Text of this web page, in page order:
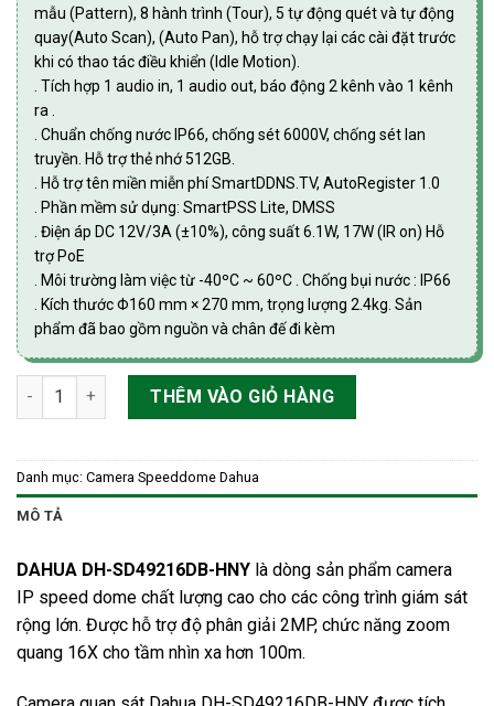
mẫu (Pattern), 8 hành trình (Tour), 5 tự động quét và tự động
quay(Auto Scan), (Auto Pan), hỗ trợ chạy lại các cài đặt trước
khi có thao tác điều khiển (Idle Motion).
. Tích hợp 1 audio in, 1 audio out, báo động 2 kênh vào 1 kênh
ra .
. Chuẩn chống nước IP66, chống sét 6000V, chống sét lan
truyền. Hỗ trợ thẻ nhớ 512GB.
. Hỗ trợ tên miền miễn phí SmartDDNS.TV, AutoRegister 1.0
. Phần mềm sử dụng: SmartPSS Lite, DMSS
. Điện áp DC 12V/3A (±10%), công suất 6.1W, 17W (IR on) Hỗ
trợ PoE
. Môi trường làm việc từ -40ºC ~ 60ºC . Chống bụi nước : IP66
. Kích thước Φ160 mm × 270 mm, trọng lượng 2.4kg. Sản
phẩm đã bao gồm nguồn và chân đế đi kèm
Camera PTZ 2.0MP ngoài trời quay quét 360 Dahua DH-
THÊM VÀO GIỎ HÀNG
Danh mục: Camera Speeddome Dahua
MÔ TẢ
DAHUA DH-SD49216DB-HNY là dòng sản phẩm camera
IP speed dome chất lượng cao cho các công trình giám sát
rộng lớn. Được hỗ trợ độ phân giải 2MP, chức năng zoom
quang 16X cho tầm nhìn xa hơn 100m.